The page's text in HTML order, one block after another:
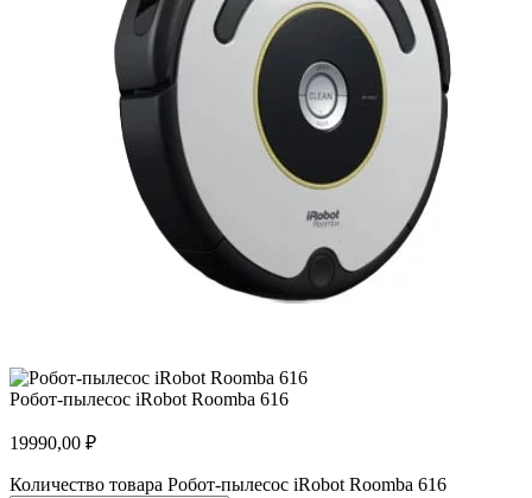
Робот-пылесос iRobot Roomba 616
19990,00 ₽
Количество товара Робот-пылесос iRobot Roomba 616